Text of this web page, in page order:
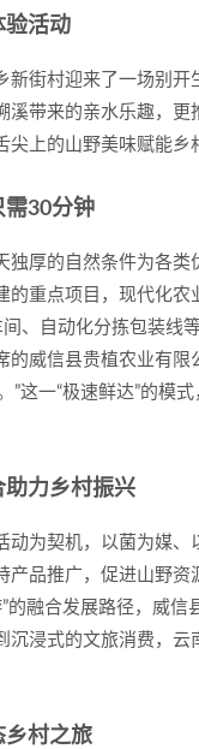
验活动
街村迎来了一场别
溪带来的亲水乐趣，
上的山野美味赋能乡
需30分钟
厚的自然条件为各类
的重点项目，现代化
、自动化分拣包装线
威信县贵植农业有
”这一“极速鲜达”的模
助力乡村振兴
动为契机，以菌为媒
产品推广，促进山野
的融合发展路径，威
沉浸式的文旅消费，
乡村之旅